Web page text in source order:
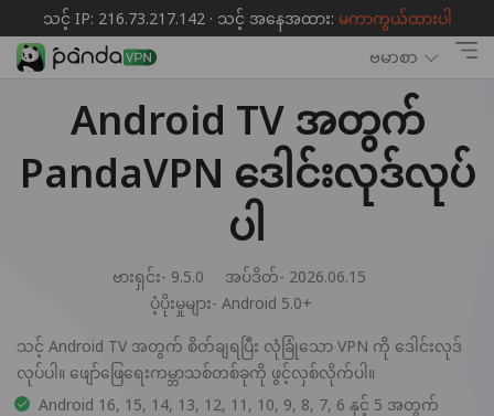
သင့် IP: 216.73.217.142 · သင့် အနေအထား: မကာကွယ်ထားပါ
ဗမာစာ
Android TV အတွက်
PandaVPN ဒေါင်းလုဒ်လုပ်
ပါ
ဗားရှင်း- 9.5.0
အပ်ဒိတ်- 2026.06.15
ပံ့ပိုးမှုများ- Android 5.0+
သင့် Android TV အတွက် စိတ်ချရပြီး လုံခြုံသော VPN ကို ဒေါင်းလုဒ်
လုပ်ပါ။ ဖျော်ဖြေရေးကမ္ဘာသစ်တစ်ခုကို ဖွင့်လှစ်လိုက်ပါ။
Android 16, 15, 14, 13, 12, 11, 10, 9, 8, 7, 6 နှင့် 5 အတွက်